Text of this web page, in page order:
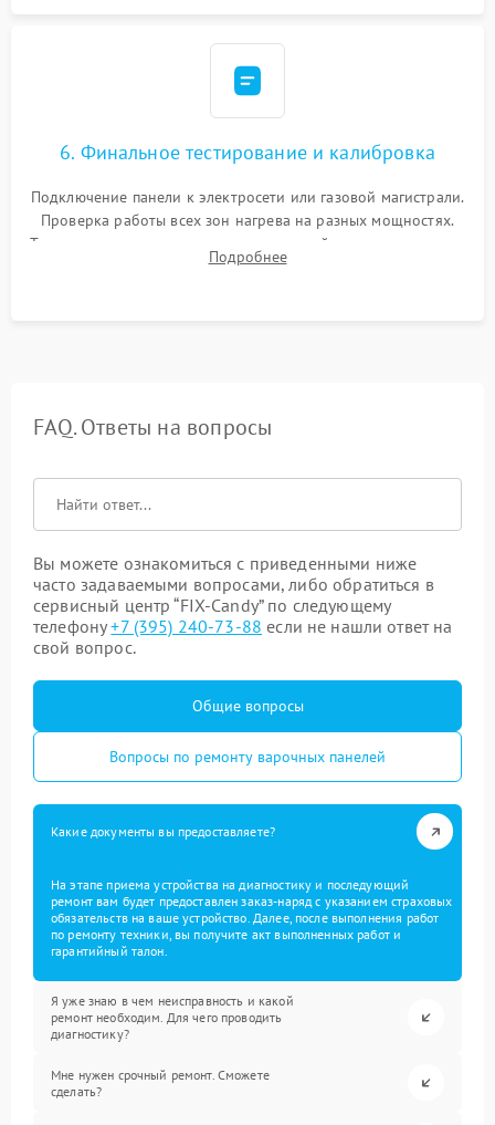
6. Финальное тестирование и калибровка
Подключение панели к электросети или газовой магистрали.
Проверка работы всех зон нагрева на разных мощностях.
Тестирование сенсорного управления, таймера, индикаторов
остаточного тепла и систем защиты от перегрева.
Подробнее
FAQ. Ответы на вопросы
Вы можете ознакомиться с приведенными ниже
часто задаваемыми вопросами, либо обратиться в
сервисный центр “FIX-Candy” по следующему
телефону+7 (395) 240-73-88 если не нашли ответ на
свой вопрос.
Общие вопросы
Вопросы по ремонту варочных панелей
Какие документы вы предоставляете?
На этапе приема устройства на диагностику и последующий
ремонт вам будет предоставлен заказ-наряд с указанием страховых
обязательств на ваше устройство. Далее, после выполнения работ
по ремонту техники, вы получите акт выполненных работ и
гарантийный талон.
Я уже знаю в чем неисправность и какой
ремонт необходим. Для чего проводить
диагностику?
Мне нужен срочный ремонт. Сможете
сделать?